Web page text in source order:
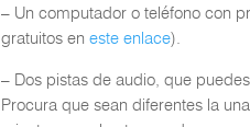
– Un computador o teléfono con
gratuitos eneste enlace).
– Dos pistas de audio, que
Procura que sean diferentes la